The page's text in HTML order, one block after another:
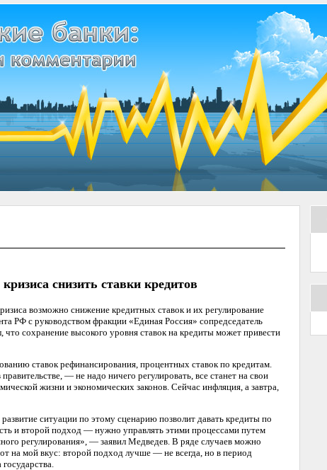
снизить ставки кредитов
возможно снижение кредитных ставок и их регулирование
РФ с руководством фракции «Единая Россия» сопредседатель
сохранение высокого уровня ставок на кредиты может привести
ставок рефинансирования, процентных ставок по кредитам.
— не надо ничего регулировать, все станет на свои
жизни и экономических законов. Сейчас инфляция, а завтра,
ситуации по этому сценарию позволит давать кредиты по
и второй подход — нужно управлять этими процессами путем
регулирования», — заявил Медведев. В ряде случаев можно
на мой вкус: второй подход лучше — не всегда, но в период